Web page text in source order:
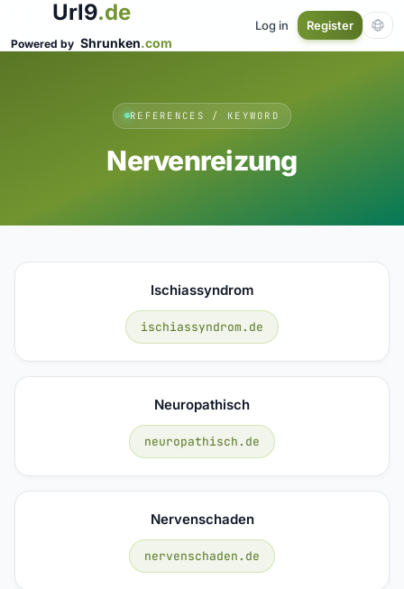
Url9.de
Powered by Shrunken.com
Log in Register
REFERENCES / KEYWORD
Nervenreizung
Ischiassyndrom
ischiassyndrom.de
Neuropathisch
neuropathisch.de
Nervenschaden
nervenschaden.de